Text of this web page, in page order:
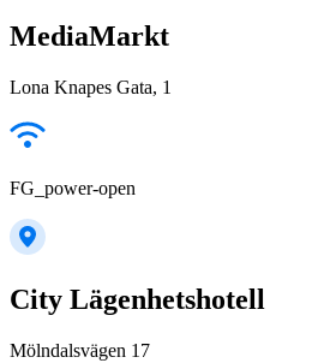
MediaMarkt
Lona Knapes Gata, 1
FG_power-open
City Lägenhetshotell
Mölndalsvägen 17